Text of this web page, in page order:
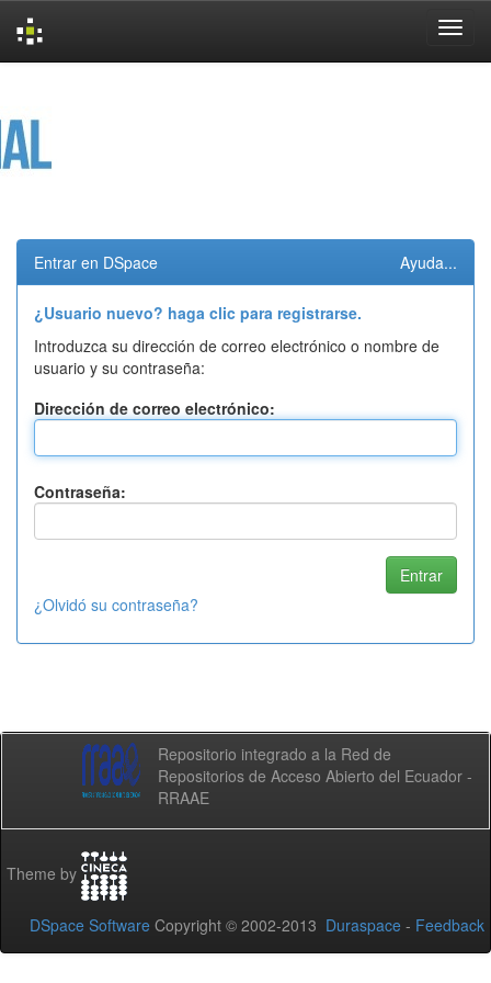
Entrar en DSpace Ayuda...
¿Usuario nuevo? haga clic para registrarse.
Introduzca su dirección de correo electrónico o nombre de
usuario y su contraseña:
Dirección de correo electrónico:
Contraseña:
¿Olvidó su contraseña?
Repositorio integrado a la Red de
Repositorios de Acceso Abierto del Ecuador -
RRAAE
Theme by
DSpace Software Copyright © 2002-2013 Duraspace - Feedback